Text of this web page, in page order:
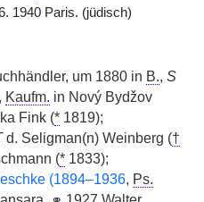
1940 Paris. (jüdisch)
um 1880 in B., S
Kaufm. in Nový Bydžov
Fink (* 1819);
d. Seligman(n) Weinberg (†
(* 1833);
(1894–1936, Ps.